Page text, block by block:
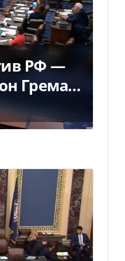
РФ —
Грема